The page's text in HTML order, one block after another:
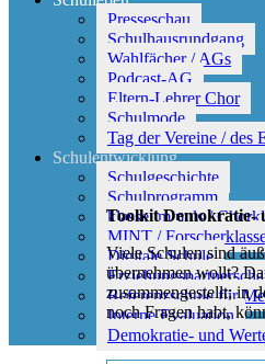
Presseschau
Schulhausrundgang
Wahlfächer / AGs
Podcast-AG
Eltern-Lehrer Chor
Schulmode
Tag der Vereine / des
Schulentwicklung
Schulgeschichte
Schulprogramm
klasse.im.puls /
MINT /
Digitale Schule
Referenzschule für
Interne Evaluation
Demokratie- und
Toolkit Demokratie-
Viele Schulen sind
übernehmen wollt?
zusammengestellt; in
noch Fragen habt,